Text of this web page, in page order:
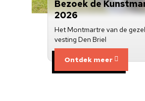
Bezoek de
2026
Het Montmartre van de
vesting Den Briel
Ontdek meer